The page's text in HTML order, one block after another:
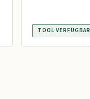
TOOL VERFÜGBAR